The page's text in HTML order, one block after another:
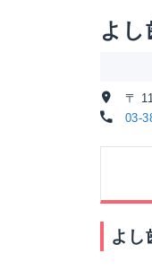
よし
〒
03-
よし